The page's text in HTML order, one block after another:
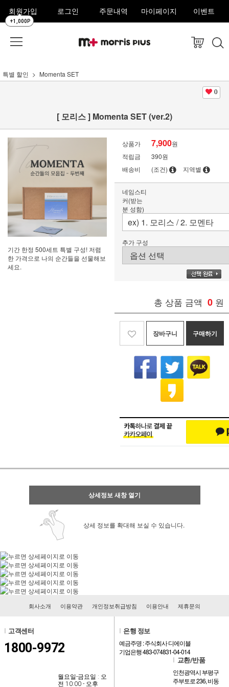
회원가입
+1,000P
로그인 주문내역 마이페이지 이벤트
특별 할인 Momenta SET
0
[ 모리스 ] Momenta SET (ver.2)
기간 한정 500세트 특별 구성! 저렴
한 가격으로 나의 순간들을 선물해보
세요.
상품가 7,900원
적립금
390원
배송비
(조건) 지역별
네임스티
커(받는
분 성함)
추가 구성
총 상품 금액 0 원
장바구니 구매하기
상세정보 새창 열기
상세 정보를 확대해 보실 수 있습니다.
회사소개 이용약관 개인정보취급방침 이용안내 제휴문의
l 고객센터
1800-9972
월요일-금요일 : 오
전 10:00 - 오후
l 은행 정보
예금주명 : 주식회사 디에이블
기업은행 483-074831-04-014
l 교환/반품
인천광역시 부평구
주부토로 236, 비동